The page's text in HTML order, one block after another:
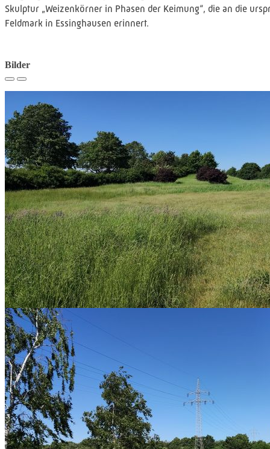
Skulptur „Weizenkörner in Phasen der Keimung“, die an die
Feldmark in Essinghausen erinnert.
Bilder